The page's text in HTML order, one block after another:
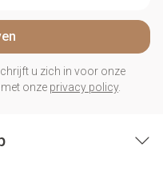
u zich in voor onze
onze privacy policy.